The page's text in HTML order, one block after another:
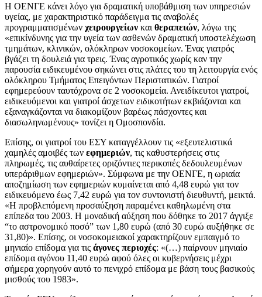
Η ΟΕΝΓΕ κάνει λόγο για δραματική υποβάθμιση των υπηρεσιών
υγείας, με χαρακτηριστικό παράδειγμα τις αναβολές
προγραμματισμένων χειρουργείων και θεραπειών, λόγω της
«επικίνδυνης για την υγεία των ασθενών δραματική υποστελέχωση
τμημάτων, κλινικών, ολόκληρων νοσοκομείων. Ένας γιατρός
βγάζει τη δουλειά για τρεις. Ένας αγροτικός χωρίς καν την
παρουσία ειδικευμένου σηκώνει στις πλάτες του τη λειτουργία ενός
ολόκληρου Τμήματος Επειγόντων Περιστατικών. Γιατροί
εφημερεύουν ταυτόχρονα σε 2 νοσοκομεία. Ανειδίκευτοι γιατροί,
ειδικευόμενοι και γιατροί άσχετων ειδικοτήτων εκβιάζονται και
εξαναγκάζονται να διακομίζουν βαρέως πάσχοντες και
διασωληνωμένους» τονίζει η Ομοσπονδία.
Επίσης, οι γιατροί του ΕΣΥ καταγγέλλουν τις «εξευτελιστικά
χαμηλές αμοιβές των εφημεριών, τις καθυστερήσεις στις
πληρωμές, τις αυθαίρετες οριζόντιες περικοπές δεδουλευμένων
υπεράριθμων εφημεριών». Σύμφωνα με την ΟΕΝΓΕ, η ωριαία
αποζημίωση των εφημεριών κυμαίνεται από 4,48 ευρώ για τον
ειδικευόμενο έως 7,42 ευρώ για τον συντονιστή διευθυντή, μεικτά.
«Η προβλεπόμενη προσαύξηση παραμένει καθηλωμένη στα
επίπεδα του 2003. Η μοναδική αύξηση που δόθηκε το 2017 άγγιξε
“το αστρονομικό ποσό” των 1,80 ευρώ (από 30 ευρώ αυξήθηκε σε
31,80)». Επίσης, οι νοσοκομειακοί χαρακτηρίζουν εμπαιγμό το
μηνιαίο επίδομα για τις άγονες περιοχές: «(…) παίρνουν μηνιαίο
επίδομα αγόνου 11,40 ευρώ αφού όλες οι κυβερνήσεις μέχρι
σήμερα χορηγούν αυτό το πενιχρό επίδομα με βάση τους βασικούς
μισθούς του 1983».